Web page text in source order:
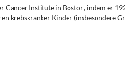
Cancer Institute in Boston, indem er
krebskranker Kinder (insbesondere